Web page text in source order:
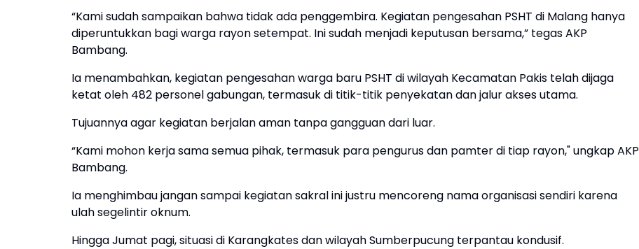
“Kami sudah sampaikan bahwa tidak ada penggembira. Kegiatan pengesahan PSHT di Malang hanya
diperuntukkan bagi warga rayon setempat. Ini sudah menjadi keputusan bersama,” tegas AKP
Bambang.
Ia menambahkan, kegiatan pengesahan warga baru PSHT di wilayah Kecamatan Pakis telah dijaga
ketat oleh 482 personel gabungan, termasuk di titik-titik penyekatan dan jalur akses utama.
Tujuannya agar kegiatan berjalan aman tanpa gangguan dari luar.
“Kami mohon kerja sama semua pihak, termasuk para pengurus dan pamter di tiap rayon," ungkap AKP
Bambang.
Ia menghimbau jangan sampai kegiatan sakral ini justru mencoreng nama organisasi sendiri karena
ulah segelintir oknum.
Hingga Jumat pagi, situasi di Karangkates dan wilayah Sumberpucung terpantau kondusif.